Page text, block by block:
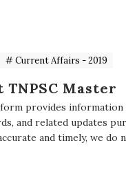
# Current Affairs - 2019
TNPSC Master
provides information
and related updates
and timely, we do